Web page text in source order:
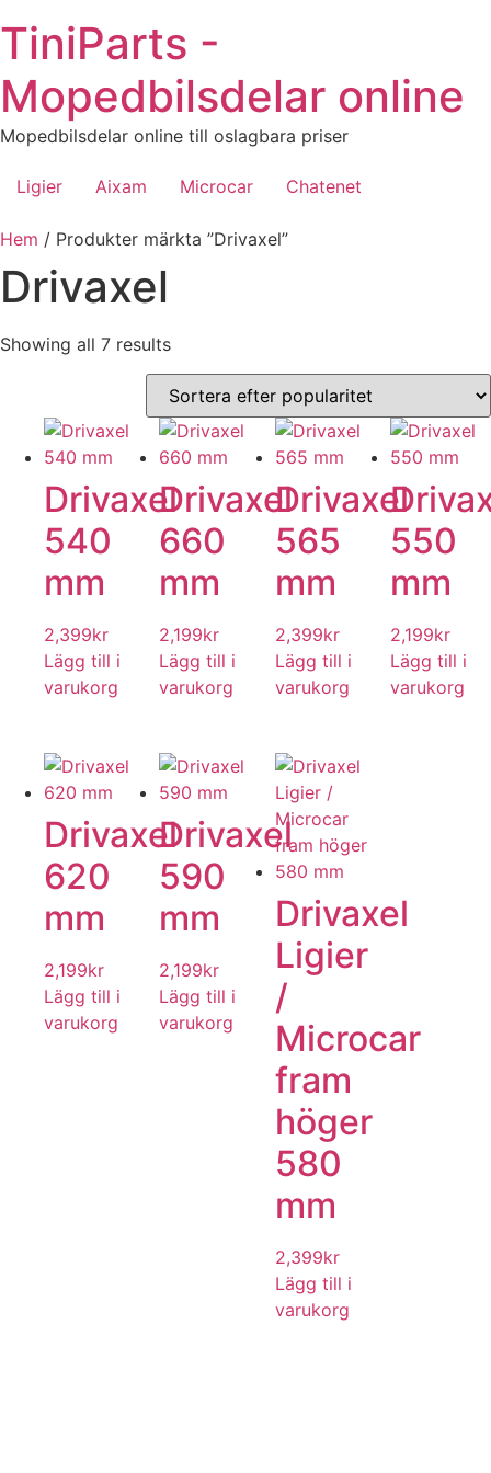
till
innehåll
TiniParts -
Mopedbilsdelar online
Mopedbilsdelar online till oslagbara priser
Ligier Aixam Microcar Chatenet
Hem / Produkter märkta ”Drivaxel”
Drivaxel
Showing all 7 resultsSorted
by
popularity
Drivaxel
540
mm
2,399kr
Lägg till i
varukorg
Drivaxel
660
mm
2,199kr
Lägg till i
varukorg
Drivaxel
565
mm
2,399kr
Lägg till i
varukorg
550
mm
2,199kr
Lägg till i
varukorg
Drivaxel
620
mm
2,199kr
Lägg till i
varukorg
Drivaxel
590
mm
2,199kr
Lägg till i
varukorg
Drivaxel
Ligier
/
Microcar
fram
höger
580
mm
2,399kr
Lägg till i
varukorg